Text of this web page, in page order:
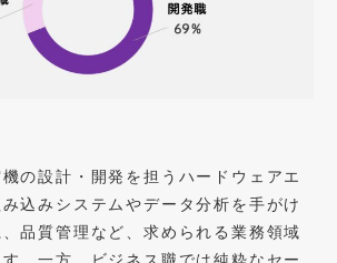
の設計・開発を担うハードウェアエ
込みシステムやデータ分析を手がけ
品質管理など、求められる業務領域
。一方、ビジネス職では純粋なセー